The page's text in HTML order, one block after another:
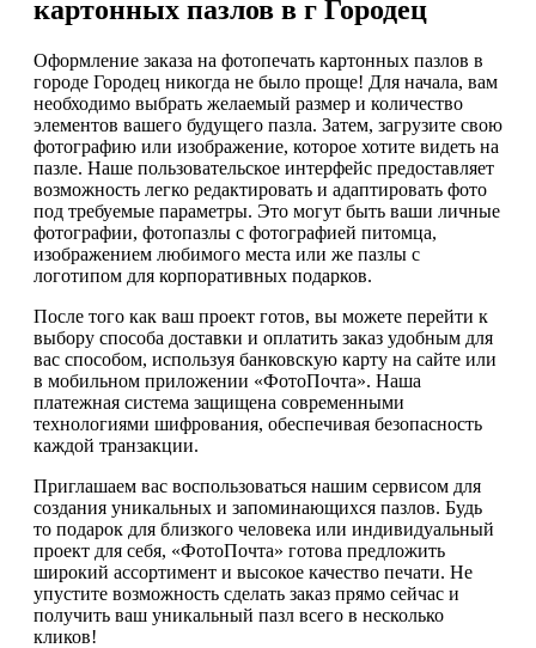
картонных пазлов в г Городец
Оформление заказа на фотопечать картонных пазлов в
городе Городец никогда не было проще! Для начала, вам
необходимо выбрать желаемый размер и количество
элементов вашего будущего пазла. Затем, загрузите свою
фотографию или изображение, которое хотите видеть на
пазле. Наше пользовательское интерфейс предоставляет
возможность легко редактировать и адаптировать фото
под требуемые параметры. Это могут быть ваши личные
фотографии, фотопазлы с фотографией питомца,
изображением любимого места или же пазлы с
логотипом для корпоративных подарков.
После того как ваш проект готов, вы можете перейти к
выбору способа доставки и оплатить заказ удобным для
вас способом, используя банковскую карту на сайте или
в мобильном приложении «ФотоПочта». Наша
платежная система защищена современными
технологиями шифрования, обеспечивая безопасность
каждой транзакции.
Приглашаем вас воспользоваться нашим сервисом для
создания уникальных и запоминающихся пазлов. Будь
то подарок для близкого человека или индивидуальный
проект для себя, «ФотоПочта» готова предложить
широкий ассортимент и высокое качество печати. Не
упустите возможность сделать заказ прямо сейчас и
получить ваш уникальный пазл всего в несколько
кликов!